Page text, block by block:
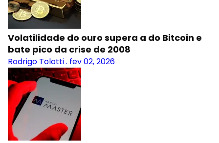
Volatilidade do ouro supera a do Bitcoin e
bate pico da crise de 2008
Rodrigo Tolotti. fev 02, 2026